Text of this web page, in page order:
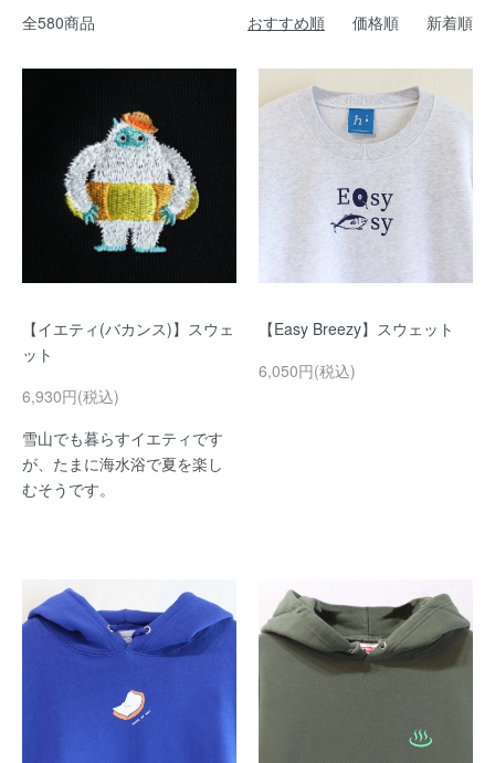
全580商品 おすすめ順 価格順 新着順
【イエティ(バカンス)】スウェ
ット
6,930円(税込)
雪山でも暮らすイエティです
が、たまに海水浴で夏を楽し
むそうです。
【Easy Breezy】スウェット
6,050円(税込)